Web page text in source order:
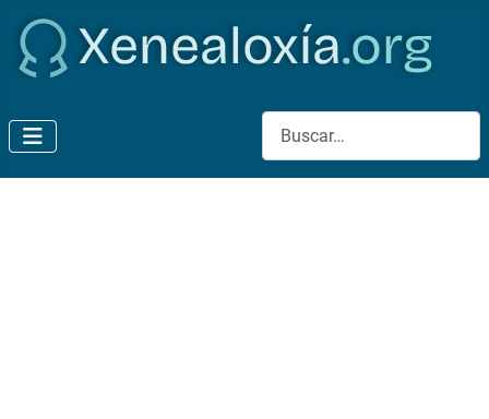
Buscar